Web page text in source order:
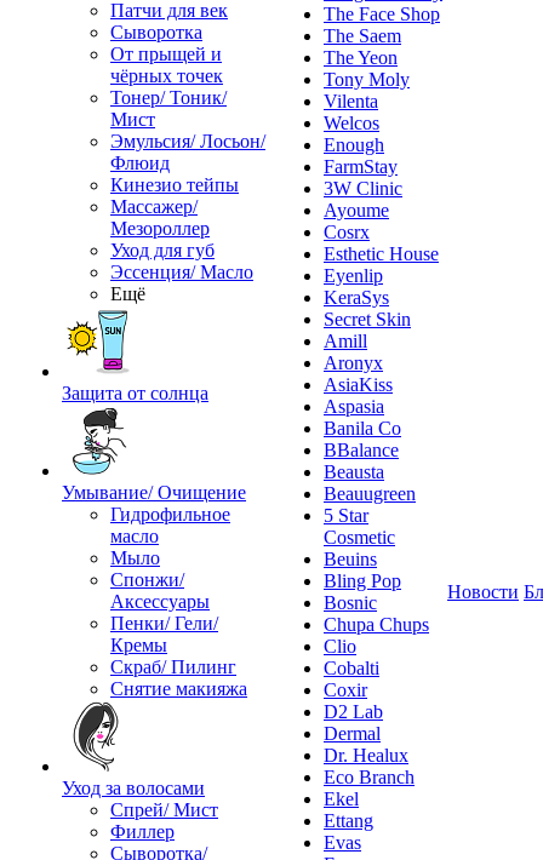
Патчи для век
Сыворотка
От прыщей и
чёрных точек
Тонер/ Тоник/
Мист
Эмульсия/ Лосьон/
Флюид
Кинезио тейпы
Массажер/
Мезороллер
Уход для губ
Эссенция/ Масло
Ещё
Защита от солнца
Умывание/ Очищение
Гидрофильное
масло
Мыло
Спонжи/
Аксессуары
Пенки/ Гели/
Кремы
Скраб/ Пилинг
Снятие макияжа
Уход за волосами
Спрей/ Мист
Филлер
Сыворотка/
The Face Shop
The Saem
The Yeon
Tony Moly
Vilenta
Welcos
Enough
FarmStay
3W Clinic
Ayoume
Cosrx
Esthetic House
Eyenlip
KeraSys
Secret Skin
Amill
Aronyx
AsiaKiss
Aspasia
Banila Co
BBalance
Beausta
Beauugreen
5 Star
Cosmetic
Beuins
Bling Pop
Bosnic
Chupa Chups
Clio
Cobalti
Coxir
D2 Lab
Dermal
Dr. Healux
Eco Branch
Ekel
Ettang
Evas
Новости